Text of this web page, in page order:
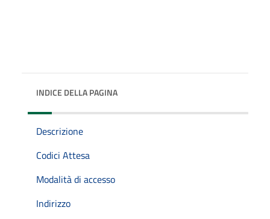
INDICE DELLA PAGINA
Descrizione
Codici Attesa
Modalità di accesso
Indirizzo